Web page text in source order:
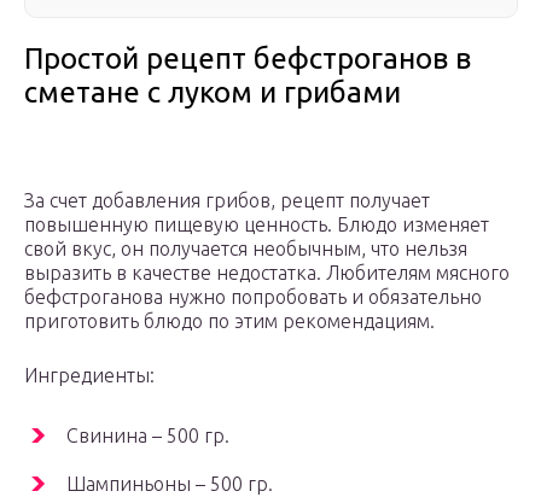
Простой рецепт бефстроганов в
сметане с луком и грибами
За счет добавления грибов, рецепт получает
повышенную пищевую ценность. Блюдо изменяет
свой вкус, он получается необычным, что нельзя
выразить в качестве недостатка. Любителям мясного
бефстроганова нужно попробовать и обязательно
приготовить блюдо по этим рекомендациям.
Ингредиенты:
Свинина – 500 гр.
Шампиньоны – 500 гр.